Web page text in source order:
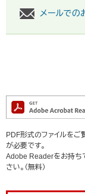
メールでの
PDF形式のファイルを
が必要です。
Adobe Readerをお持ち
さい。（無料）